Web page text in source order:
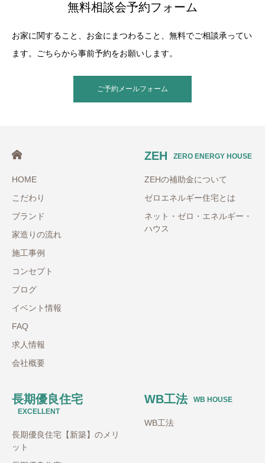
無料相談会予約フォーム
お家に関すること、お金にまつわること、無料でご相談承ってい
ます。ごちらから事前予約をお願いします。
ご予約メールフォーム
HOME
こだわり
ブランド
家造りの流れ
施工事例
コンセプト
ブログ
イベント情報
FAQ
求人情報
会社概要
ZEH ZERO ENERGY HOUSE
ZEHの補助金について
ゼロエネルギー住宅とは
ネット・ゼロ・エネルギー・
ハウス
長期優良住宅
EXCELLENT
長期優良住宅【新築】のメリ
ット
WB工法 WB HOUSE
WB工法